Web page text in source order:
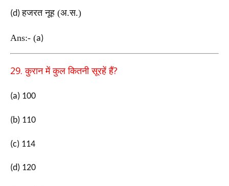
(d)हजरत नूह (अ.स.)
Ans:- (a)
29.कुरान में कुल कितनी सूरहें हैं?
(a) 100
(b) 110
(c) 114
(d) 120